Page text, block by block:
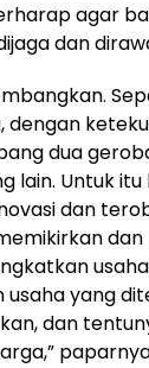
agar
dan
dengan
dua
lain. Untuk
dan
usaha yang
dan